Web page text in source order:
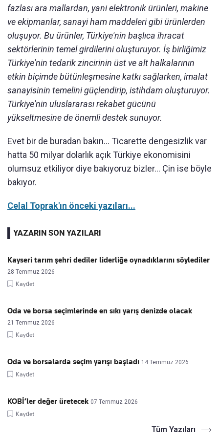
fazlası ara mallardan, yani elektronik ürünleri, makine
ve ekipmanlar, sanayi ham maddeleri gibi ürünlerden
oluşuyor. Bu ürünler, Türkiye'nin başlıca ihracat
sektörlerinin temel girdilerini oluşturuyor. İş birliğimiz
Türkiye'nin tedarik zincirinin üst ve alt halkalarının
etkin biçimde bütünleşmesine katkı sağlarken, imalat
sanayisinin temelini güçlendirip, istihdam oluşturuyor.
Türkiye'nin uluslararası rekabet gücünü
yükseltmesine de önemli destek sunuyor.
Evet bir de buradan bakın… Ticarette dengesizlik var
hatta 50 milyar dolarlık açık Türkiye ekonomisini
olumsuz etkiliyor diye bakıyoruz bizler… Çin ise böyle
bakıyor.
Celal Toprak'ın önceki yazıları...
YAZARIN SON YAZILARI
Kayseri tarım şehri dediler liderliğe oynadıklarını söylediler
28 Temmuz 2026
Kaydet
Oda ve borsa seçimlerinde en sıkı yarış denizde olacak
21 Temmuz 2026
Kaydet
Oda ve borsalarda seçim yarışı başladı 14 Temmuz 2026
Kaydet
KOBİ’ler değer üretecek 07 Temmuz 2026
Kaydet
Tüm Yazıları